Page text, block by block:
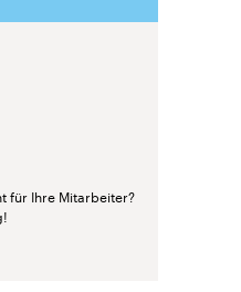
für Ihre Mitarbeiter?